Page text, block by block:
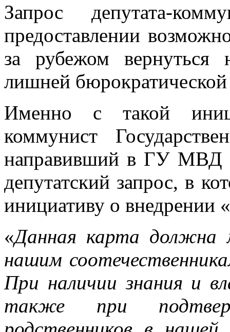
Запрос депутата-
предоставлении
за рубежом вернуться
лишней
Именно с такой
коммунист
направивший в ГУ МВД
депутатский запрос, в
инициативу о внедрении
«Данная карта должна
нашим
При наличии знания и
также при